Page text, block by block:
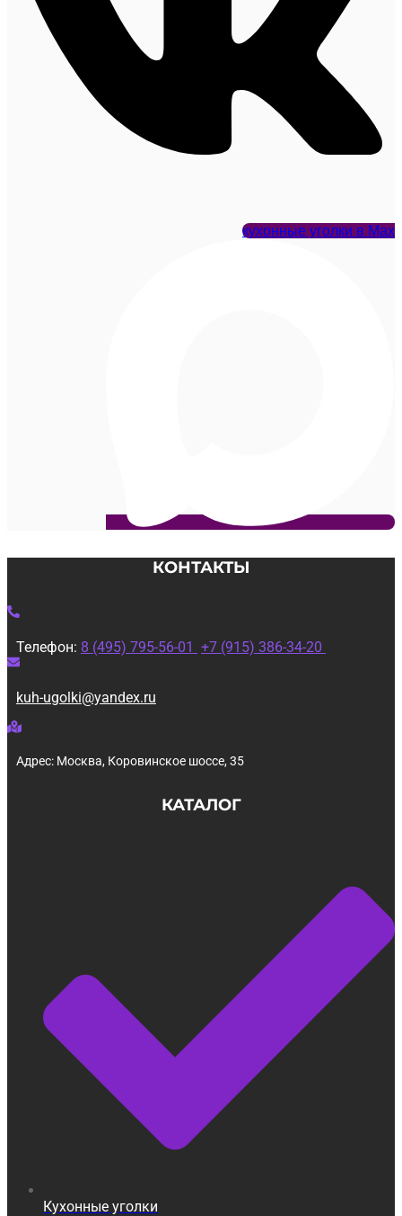
кухонные уголки в Max
КОНТАКТЫ
Телефон: 8 (495) 795-56-01 +7 (915) 386-34-20
kuh-ugolki@yandex.ru
Адрес: Москва, Коровинское шоссе, 35
КАТАЛОГ
Кухонные уголки